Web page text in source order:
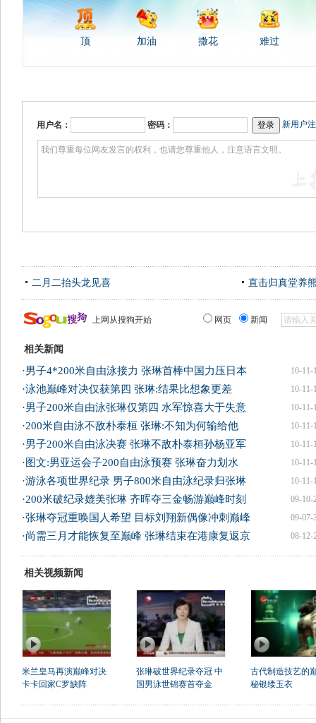
顶 加油 撒花 难过
用户名： 密码： 新用户
二月二抬头龙见喜 直击归真堂养
上网从搜狗开始 网页 新闻
相关新闻
10-11-
·男子4*200米自由泳接力 张琳首棒中国力压日本
10-11-
·泳池巅峰对决仅获第四 张琳:结果比想象更差
10-11-
·男子200米自由泳张琳仅第四 水军惊喜大于失意
10-11-
·200米自由泳不敌朴泰桓 张琳:不知为何输给他
10-11-
·男子200米自由泳决赛 张琳不敌朴泰桓孙杨亚军
10-11-
· 图文:男亚运会子200自由泳预赛 张琳奋力划水
10-11-
·游泳各项世界纪录 男子800米自由泳纪录归张琳
09-10-
·200米破纪录媲美张琳 齐晖夺三金畅游巅峰时刻
09-07-
·张琳夺冠重唤国人希望 目标刘翔新偶像冲刺巅峰
08-12-
·尚需三月才能恢复至巅峰 张琳结束在港康复返京
相关视频新闻
米兰皇马再演巅峰对决
卡卡回家C罗缺阵
张琳破世界纪录夺冠 中
国男泳世锦赛首夺金
古代制造技艺的
秘银缕玉衣